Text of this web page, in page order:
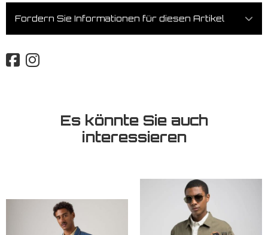
Fordern Sie Informationen für diesen Artikel
Es könnte Sie auch
interessieren